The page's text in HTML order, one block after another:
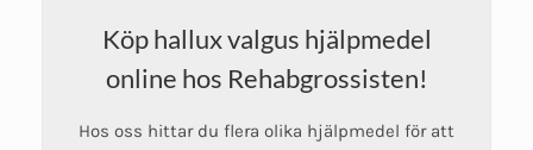
Köp hallux valgus hjälpmedel
online hos Rehabgrossisten!
Hos oss hittar du flera olika hjälpmedel för att